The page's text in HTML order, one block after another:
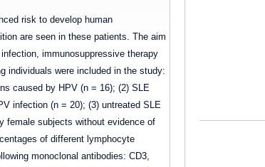
risk to develop human
are seen in these patients. The aim
immunosuppressive therapy
individuals were included in the study:
caused by HPV (n = 16); (2) SLE
infection (n = 20); (3) untreated SLE
female subjects without evidence of
of different lymphocyte
monoclonal antibodies: CD3,